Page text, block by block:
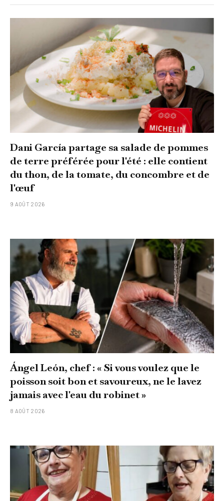
Dani García partage sa salade de pommes
de terre préférée pour l'été : elle contient
du thon, de la tomate, du concombre et de
l'œuf
9 AOÛT 2026
Ángel León, chef : « Si vous voulez que le
poisson soit bon et savoureux, ne le lavez
jamais avec l'eau du robinet »
8 AOÛT 2026